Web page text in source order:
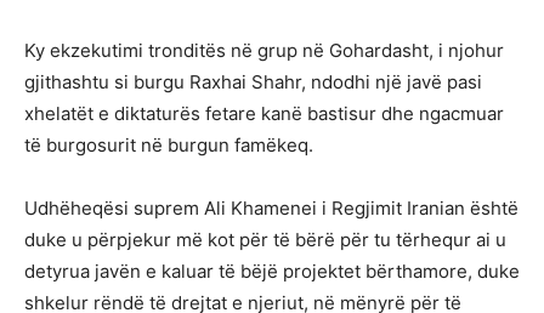
Ky ekzekutimi tronditës në grup në Gohardasht, i njohur
gjithashtu si burgu Raxhai Shahr, ndodhi një javë pasi
xhelatët e diktaturës fetare kanë bastisur dhe ngacmuar
të burgosurit në burgun famëkeq.
Udhëheqësi suprem Ali Khamenei i Regjimit Iranian është
duke u përpjekur më kot për të bërë për tu tërhequr ai u
detyrua javën e kaluar të bëjë projektet bërthamore, duke
shkelur rëndë të drejtat e njeriut, në mënyrë për të